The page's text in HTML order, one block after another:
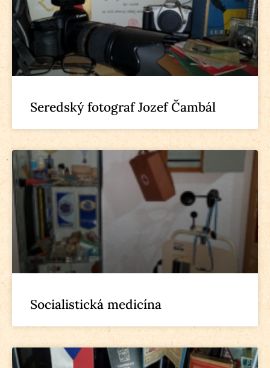
Seredský fotograf Jozef Čambál
Socialistická medicína